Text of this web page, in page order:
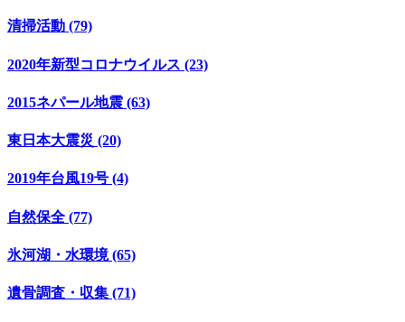
清掃活動 (79)
2020年新型コロナウイルス (23)
2015ネパール地震 (63)
東日本大震災 (20)
2019年台風19号 (4)
自然保全 (77)
氷河湖・水環境 (65)
遺骨調査・収集 (71)